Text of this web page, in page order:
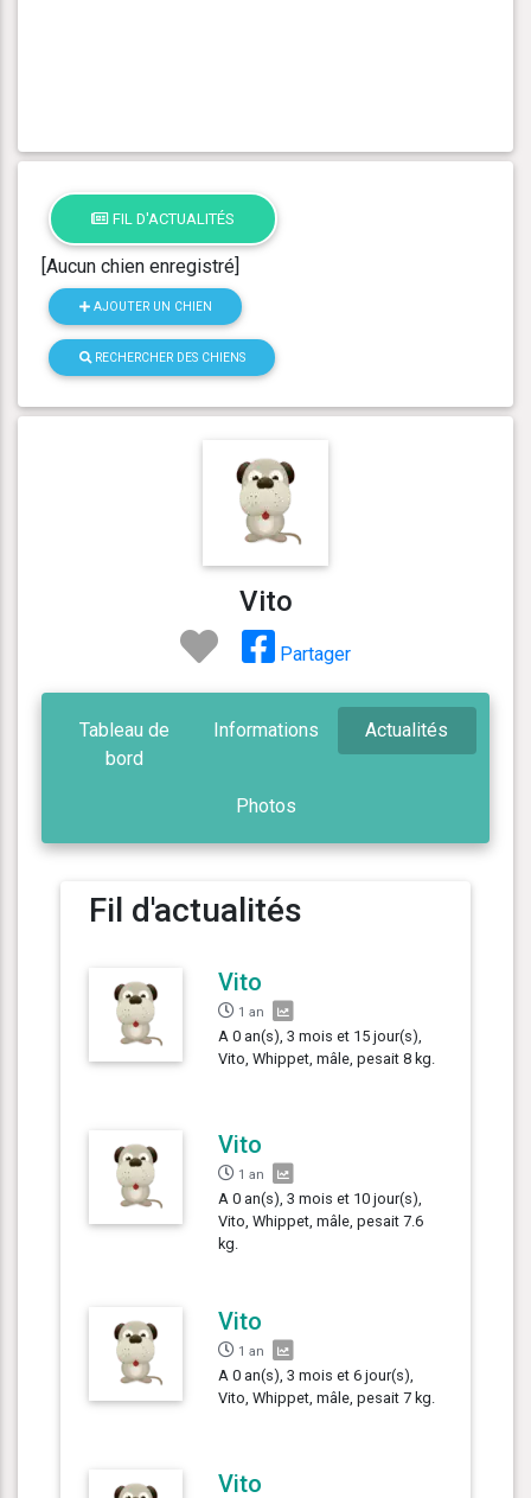
FIL D'ACTUALITÉS
[Aucun chien enregistré]
AJOUTER UN CHIEN
RECHERCHER DES CHIENS
Vito
Partager
Tableau de
bord
Informations Actualités
Photos
Fil d'actualités
Vito
1 an
A 0 an(s), 3 mois et 15 jour(s),
Vito, Whippet, mâle, pesait 8 kg.
Vito
1 an
A 0 an(s), 3 mois et 10 jour(s),
Vito, Whippet, mâle, pesait 7.6
kg.
Vito
1 an
A 0 an(s), 3 mois et 6 jour(s),
Vito, Whippet, mâle, pesait 7 kg.
Vito